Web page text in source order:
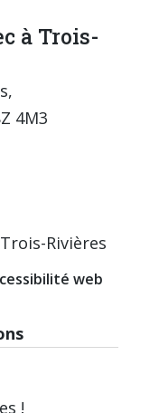
à Trois-
4M3
Rivières
web
!